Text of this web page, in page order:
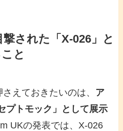
された「X-026」と
と
えておきたいのは、 ア
プトモック」として展示
UKの発表では、X-026